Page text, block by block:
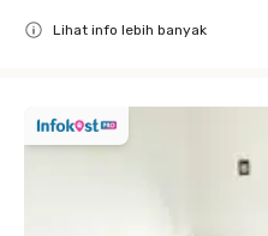
Lihat info lebih banyak